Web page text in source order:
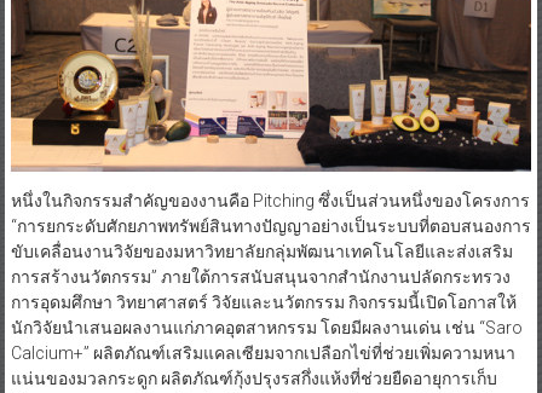
หนึ่งในกิจกรรมสำคัญของงานคือ Pitching ซึ่งเป็นส่วนหนึ่งของโครงการ
“การยกระดับศักยภาพทรัพย์สินทางปัญญาอย่างเป็นระบบที่ตอบสนองการ
ขับเคลื่อนงานวิจัยของมหาวิทยาลัยกลุ่มพัฒนาเทคโนโลยีและส่งเสริม
การสร้างนวัตกรรม” ภายใต้การสนับสนุนจากสำนักงานปลัดกระทรวง
การอุดมศึกษา วิทยาศาสตร์ วิจัยและนวัตกรรม กิจกรรมนี้เปิดโอกาสให้
นักวิจัยนำเสนอผลงานแก่ภาคอุตสาหกรรม โดยมีผลงานเด่น เช่น “Saro
Calcium+” ผลิตภัณฑ์เสริมแคลเซียมจากเปลือกไข่ที่ช่วยเพิ่มความหนา
แน่นของมวลกระดูก ผลิตภัณฑ์กุ้งปรุงรสกึ่งแห้งที่ช่วยยืดอายุการเก็บ